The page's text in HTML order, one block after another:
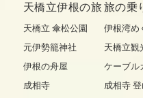
天橋立伊根の旅
天橋立 傘松公園
元伊勢籠神社
伊根の舟屋
成相寺
旅の乗
伊根湾め
天橋立観
ケーブル
成相寺